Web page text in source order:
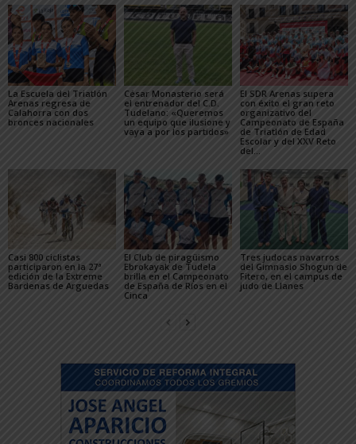
La Escuela del Triatlón
Arenas regresa de
Calahorra con dos
bronces nacionales
César Monasterio será
el entrenador del C.D.
Tudelano: «Queremos
un equipo que ilusione y
vaya a por los partidos»
El SDR Arenas supera
con éxito el gran reto
organizativo del
Campeonato de España
de Triatlón de Edad
Escolar y del XXV Reto
del...
Casi 800 ciclistas
participaron en la 27ª
edición de la Extreme
Bardenas de Arguedas
El Club de piragüismo
Ebrokayak de Tudela
brilla en el Campeonato
de España de Ríos en el
Cinca
Tres judocas navarros
del Gimnasio Shogun de
Fitero, en el campus de
judo de Llanes